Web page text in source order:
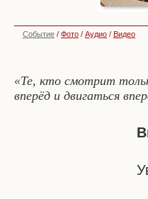
Событие / Фото / Аудио / Видео
«Те, кто смотрит
вперёд и двигаться